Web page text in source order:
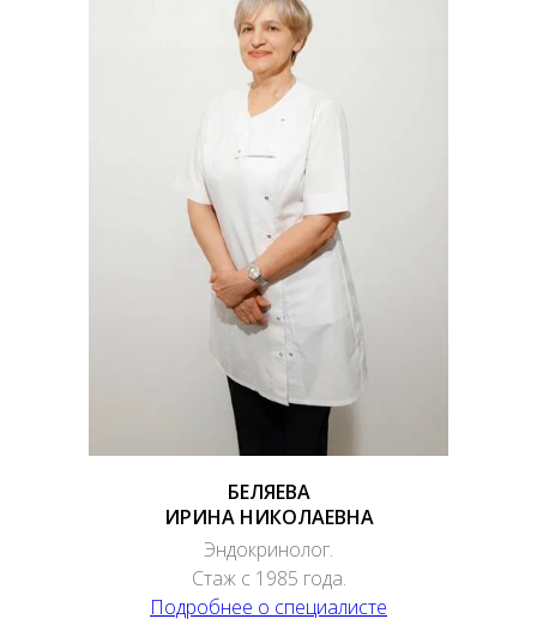
БЕЛЯЕВА
ИРИНА НИКОЛАЕВНА
Эндокринолог.
Стаж с 1985 года.
Подробнее о специалисте